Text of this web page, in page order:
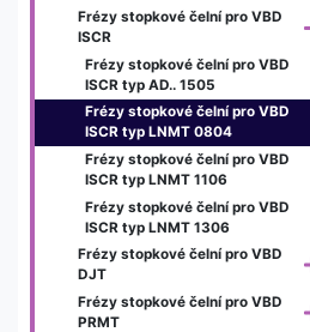
Frézy stopkové čelní pro VBD
ISCR
Frézy stopkové čelní pro VBD
ISCR typ AD.. 1505
Frézy stopkové čelní pro VBD
ISCR typ LNMT 0804
Frézy stopkové čelní pro VBD
ISCR typ LNMT 1106
Frézy stopkové čelní pro VBD
ISCR typ LNMT 1306
Frézy stopkové čelní pro VBD
DJT
Frézy stopkové čelní pro VBD
PRMT